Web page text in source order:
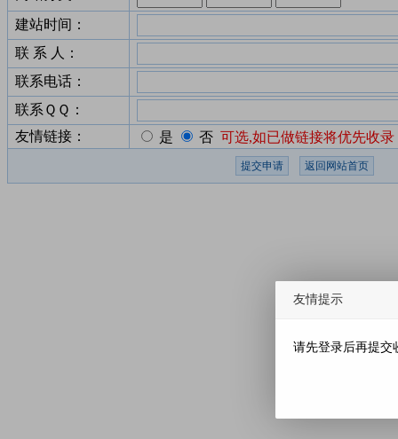
建站时间：
联 系 人：
联系电话：
联系ＱＱ：
友情链接：
是 否 可选,如已做链接将优先收录
友情提示
请先登录后再提交